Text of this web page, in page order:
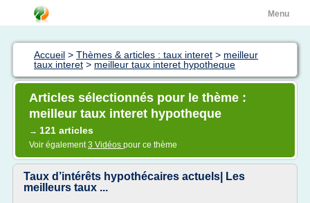
Menu
Accueil > Thèmes & articles : taux interet > meilleur
taux interet > meilleur taux interet hypotheque
Articles sélectionnés pour le thème :
meilleur taux interet hypotheque
→ 121 articles
Voir également3 Vidéos pour ce thème
Taux d’intérêts hypothécaires actuels| Les
meilleurs taux ...